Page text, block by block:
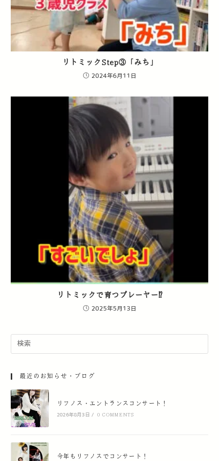
リトミックStep③「みち」
2024年6月11日
リトミックで育つプレーヤー⁉︎
2025年5月13日
最近のお知らせ・ブログ
リフノス・エントランスコンサート！
2026年8月3日 / 0 COMMENTS
今年もリフノスでコンサート！